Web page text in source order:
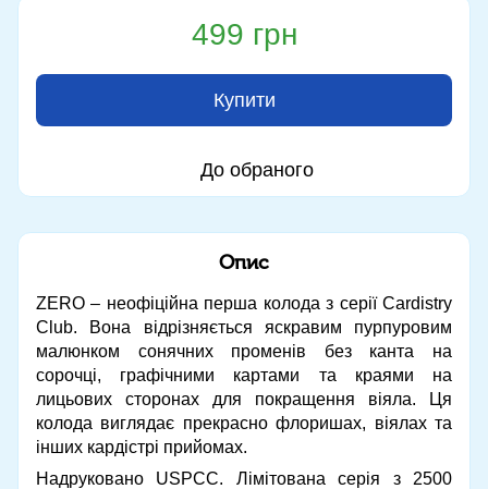
499 грн
Купити
До обраного
Опис
ZERO – неофіційна перша колода з серії Cardistry
Club. Вона відрізняється яскравим пурпуровим
малюнком сонячних променів без канта на
сорочці, графічними картами та краями на
лицьових сторонах для покращення віяла. Ця
колода виглядає прекрасно флоришах, віялах та
інших кардістрі прийомах.
Надруковано USPCC. Лімітована серія з 2500